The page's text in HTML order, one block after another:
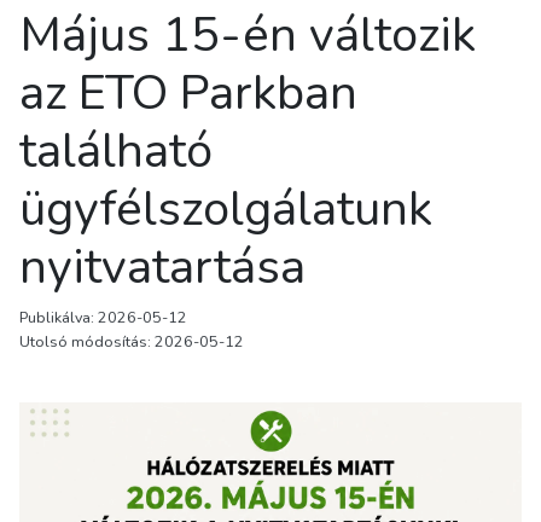
Május 15-én változik
az ETO Parkban
található
ügyfélszolgálatunk
nyitvatartása
Publikálva: 2026-05-12
Utolsó módosítás: 2026-05-12